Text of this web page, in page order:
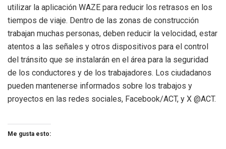
utilizar la aplicación WAZE para reducir los retrasos en los
tiempos de viaje. Dentro de las zonas de construcción
trabajan muchas personas, deben reducir la velocidad, estar
atentos a las señales y otros dispositivos para el control
del tránsito que se instalarán en el área para la seguridad
de los conductores y de los trabajadores. Los ciudadanos
pueden mantenerse informados sobre los trabajos y
proyectos en las redes sociales, Facebook/ACT, y X @ACT.
Me gusta esto: